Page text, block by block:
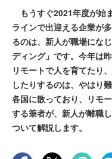
もうすぐ2021年度が始
ラインで出迎える企業が
るのは、新人が職場にな
ディング」です。今年は
リモートで人を育てたり
したりするのは、やはり
各国に散っており、リモ
する筆者が、新人が離職
ついて解説します。